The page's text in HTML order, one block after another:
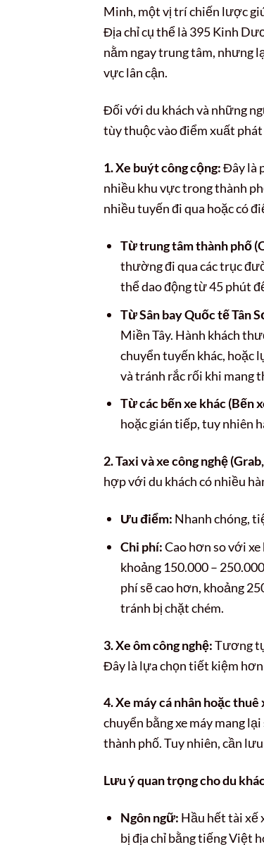
Minh, một vị trí chiến lược
Địa chỉ cụ thể là 395 Kinh
nằm ngay trung tâm, nhưng
vực lân cận.
Đối với du khách và những
tùy thuộc vào điểm xuất
1. Xe buýt công cộng:Đây là
nhiều khu vực trong thành
nhiều tuyến đi qua hoặc có
Từ trung tâm thành phố
thường đi qua các trục
thể dao động từ 45 phút
Từ Sân bay Quốc tế Tân
Miền Tây. Hành khách
chuyển tuyến khác, hoặc
và tránh rắc rối khi mang
Từ các bến xe khác (Bến
hoặc gián tiếp, tuy nhiên
2. Taxi và xe công nghệ
hợp với du khách có nhiều
Ưu điểm: Nhanh chóng,
Chi phí:Cao hơn so với
khoảng 150.000 –
phí sẽ cao hơn, khoảng
tránh bị chặt chém.
3. Xe ôm công nghệ:Tương
Đây là lựa chọn tiết kiệm hơn
4. Xe máy cá nhân hoặc thuê
chuyển bằng xe máy mang
thành phố. Tuy nhiên, cần
Lưu ý quan trọng cho du
Ngôn ngữ: Hầu hết tài xế
bị địa chỉ bằng tiếng Việt